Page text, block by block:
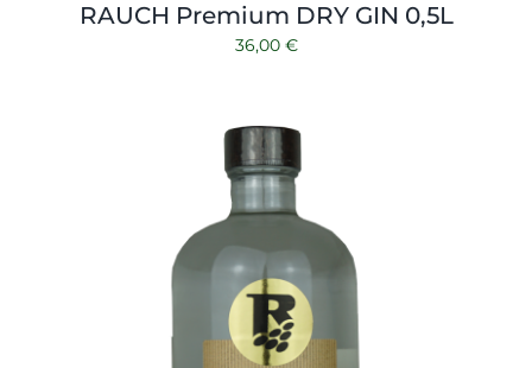
RAUCH Premium DRY GIN 0,5L
36,00 €